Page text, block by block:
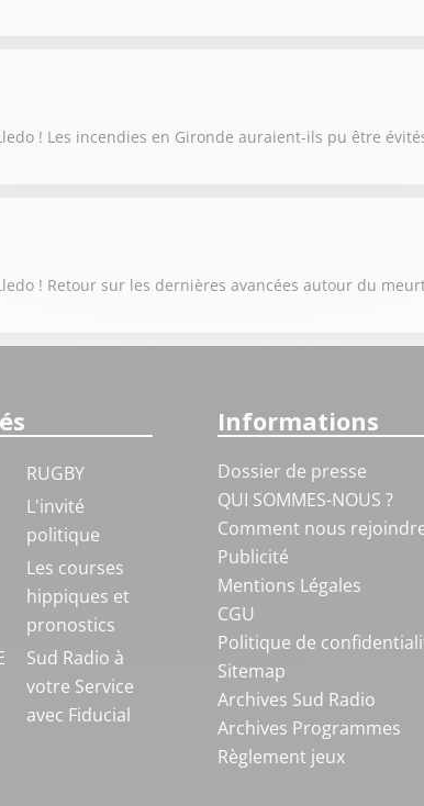
! Les incendies en Gironde auraient-ils pu être
! Retour sur les dernières avancées autour du
RUGBY
L'invité
politique
Les courses
hippiques et
pronostics
Sud Radio à
votre Service
avec Fiducial
Informations
Dossier de presse
QUI SOMMES-NOUS ?
Comment nous
Publicité
Mentions Légales
CGU
Politique de
Sitemap
Archives Sud Radio
Archives Programmes
Règlement jeux